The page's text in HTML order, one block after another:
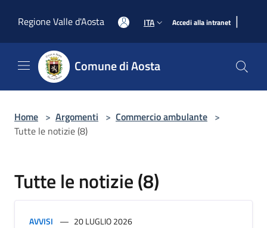
Regione Valle d'Aosta
ITA Accedi alla intranet |
Comune di Aosta
Home > Argomenti > Commercio ambulante >
Tutte le notizie (8)
Tutte le notizie (8)
AVVISI 20 LUGLIO 2026